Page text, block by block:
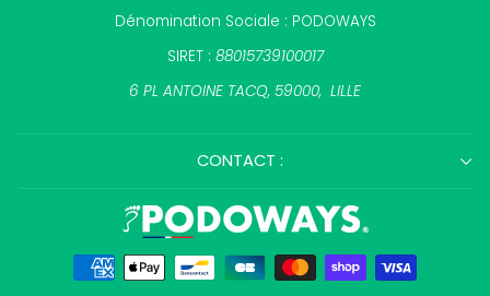
Dénomination Sociale : PODOWAYS
SIRET : 88015739100017
6 PL ANTOINE TACQ, 59000, LILLE
CONTACT :